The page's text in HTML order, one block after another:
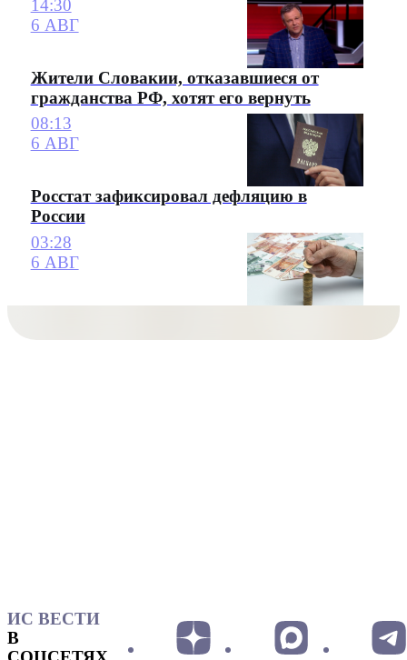
14:30
6 АВГ
Жители Словакии, отказавшиеся от
гражданства РФ, хотят его вернуть
08:13
6 АВГ
Росстат зафиксировал дефляцию в
России
03:28
6 АВГ
ИС ВЕСТИ
В